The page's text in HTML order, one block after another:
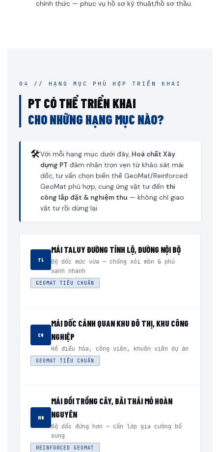
chính thức — phục vụ hồ sơ kỹ thuật/hồ sơ thầu.
04 // HẠNG MỤC PHÙ HỢP TRIỂN KHAI
PT CÓ THỂ TRIỂN KHAI
CHO NHỮNG HẠNG MỤC NÀO?
🛠️Với mỗi hạng mục dưới đây, Hoá chất Xây
dựng PT đảm nhận trọn vẹn từ khảo sát mái
dốc, tư vấn chọn biến thể GeoMat/Reinforced
GeoMat phù hợp, cung ứng vật tư đến thi
công lắp đặt & nghiệm thu — không chỉ giao
vật tư rồi dừng lại.
TL
MÁI TALUY ĐƯỜNG TỈNH LỘ, ĐƯỜNG NỘI BỘ
Độ dốc mức vừa — chống xói mòn & phủ
xanh nhanh
GEOMAT TIÊU CHUẨN
CQ
MÁI DỐC CẢNH QUAN KHU ĐÔ THỊ, KHU CÔNG
NGHIỆP
Hồ điều hòa, công viên, khuôn viên dự án
GEOMAT TIÊU CHUẨN
MD
MÁI ĐỒI TRỒNG CÂY, BÃI THẢI MỎ HOÀN
NGUYÊN
Độ dốc đứng hơn — cần lớp gia cường bổ
sung
REINFORCED GEOMAT